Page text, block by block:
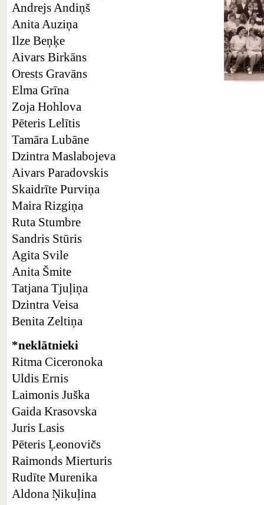
Andrejs Andiņš
Anita Auziņa
Ilze Beņķe
Aivars Birkāns
Orests Gravāns
Elma Grīna
Zoja Hohlova
Pēteris Lelītis
Tamāra Lubāne
Dzintra Maslabojeva
Aivars Paradovskis
Skaidrīte Purviņa
Maira Rizgiņa
Ruta Stumbre
Sandris Stūris
Agita Svile
Anita Šmite
Tatjana Tjuļiņa
Dzintra Veisa
Benita Zeltiņa
*neklātnieki
Ritma Ciceronoka
Uldis Ernis
Laimonis Juška
Gaida Krasovska
Juris Lasis
Pēteris Ļeonovičs
Raimonds Mierturis
Rudīte Murenika
Aldona Ņikuļina